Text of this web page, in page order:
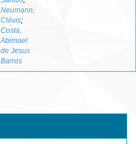
Neumann,
Clóvis;
Costa,
Abimael
de Jesus
Barros